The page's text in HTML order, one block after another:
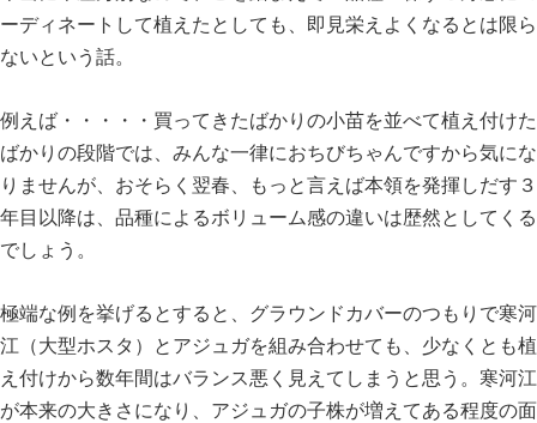
ーディネートして植えたとしても、即見栄えよくなるとは限ら
ないという話。
例えば・・・・・買ってきたばかりの小苗を並べて植え付けた
ばかりの段階では、みんな一律におちびちゃんですから気にな
りませんが、おそらく翌春、もっと言えば本領を発揮しだす３
年目以降は、品種によるボリューム感の違いは歴然としてくる
でしょう。
極端な例を挙げるとすると、グラウンドカバーのつもりで寒河
江（大型ホスタ）とアジュガを組み合わせても、少なくとも植
え付けから数年間はバランス悪く見えてしまうと思う。寒河江
が本来の大きさになり、アジュガの子株が増えてある程度の面